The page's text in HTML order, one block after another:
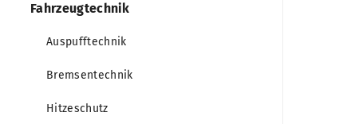
Fahrzeugtechnik
Auspufftechnik
Bremsentechnik
Hitzeschutz